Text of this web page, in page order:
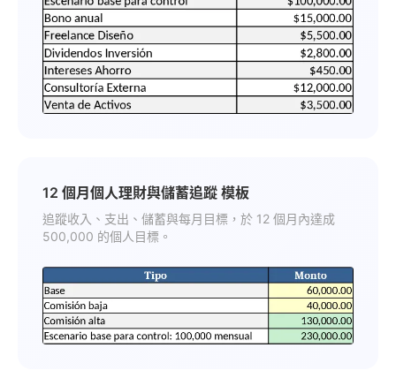
12 個月個人理財與儲蓄追蹤 模板
追蹤收入、支出、儲蓄與每月目標，於 12 個月內達成
500,000 的個人目標。